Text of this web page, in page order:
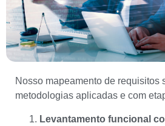
Nosso mapeamento de requisitos
metodologias aplicadas e com
Levantamento funcional